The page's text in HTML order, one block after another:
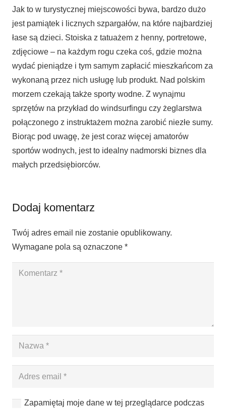
Jak to w turystycznej miejscowości bywa, bardzo dużo
jest pamiątek i licznych szpargałów, na które najbardziej
łase są dzieci. Stoiska z tatuażem z henny, portretowe,
zdjęciowe – na każdym rogu czeka coś, gdzie można
wydać pieniądze i tym samym zapłacić mieszkańcom za
wykonaną przez nich usługę lub produkt. Nad polskim
morzem czekają także sporty wodne. Z wynajmu
sprzętów na przykład do windsurfingu czy żeglarstwa
połączonego z instruktażem można zarobić niezłe sumy.
Biorąc pod uwagę, że jest coraz więcej amatorów
sportów wodnych, jest to idealny nadmorski biznes dla
małych przedsiębiorców.
Dodaj komentarz
Twój adres email nie zostanie opublikowany.
Wymagane pola są oznaczone *
Zapamiętaj moje dane w tej przeglądarce podczas